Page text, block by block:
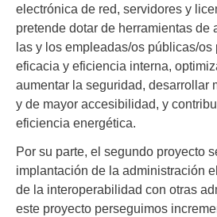
electrónica de red, servidores y
pretende dotar de herramientas de
las y los empleadas/os públicas/os
eficacia y eficiencia interna,
aumentar la seguridad, desarrollar
y de mayor accesibilidad, y
eficiencia energética.
Por su parte, el segundo proyecto
implantación de la administración
de la interoperabilidad con otras
este proyecto perseguimos